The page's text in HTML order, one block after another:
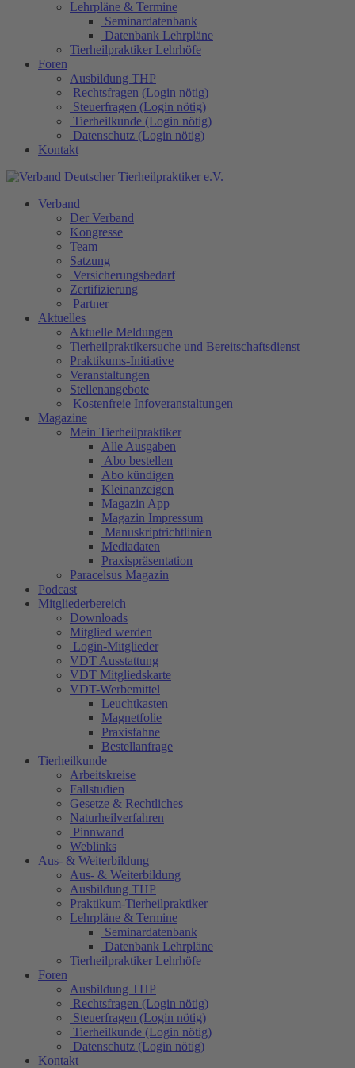
Lehrpläne & Termine
Seminardatenbank
Datenbank Lehrpläne
Tierheilpraktiker Lehrhöfe
Foren
Ausbildung THP
Rechtsfragen (Login nötig)
Steuerfragen (Login nötig)
Tierheilkunde (Login nötig)
Datenschutz (Login nötig)
Kontakt
Verband
Der Verband
Kongresse
Team
Satzung
Versicherungsbedarf
Zertifizierung
Partner
Aktuelles
Aktuelle Meldungen
Tierheilpraktikersuche und Bereitschaftsdienst
Praktikums-Initiative
Veranstaltungen
Stellenangebote
Kostenfreie Infoveranstaltungen
Magazine
Mein Tierheilpraktiker
Alle Ausgaben
Abo bestellen
Abo kündigen
Kleinanzeigen
Magazin App
Magazin Impressum
Manuskriptrichtlinien
Mediadaten
Praxispräsentation
Paracelsus Magazin
Podcast
Mitgliederbereich
Downloads
Mitglied werden
Login-Mitglieder
VDT Ausstattung
VDT Mitgliedskarte
VDT-Werbemittel
Leuchtkasten
Magnetfolie
Praxisfahne
Bestellanfrage
Tierheilkunde
Arbeitskreise
Fallstudien
Gesetze & Rechtliches
Naturheilverfahren
Pinnwand
Weblinks
Aus- & Weiterbildung
Aus- & Weiterbildung
Ausbildung THP
Praktikum-Tierheilpraktiker
Lehrpläne & Termine
Seminardatenbank
Datenbank Lehrpläne
Tierheilpraktiker Lehrhöfe
Foren
Ausbildung THP
Rechtsfragen (Login nötig)
Steuerfragen (Login nötig)
Tierheilkunde (Login nötig)
Datenschutz (Login nötig)
Kontakt